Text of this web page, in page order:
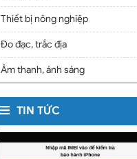
Thiết bị nông nghiệp
Đo đạc, trắc địa
Âm thanh, ánh sáng
TIN TỨC